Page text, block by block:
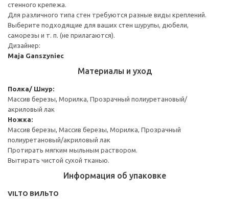
стенного крепежа.
Для различного типа стен требуются разные виды креплений.
Выберите подходящие для ваших стен шурупы, дюбели,
саморезы и т. п. (не прилагаются).
Дизайнер:
Maja Ganszyniec
Материалы и уход
Полка/ Шнур:
Массив березы, Морилка, Прозрачный полиуретановый/
акриловый лак
Ножка:
Массив березы, Массив березы, Морилка, Прозрачный
полиуретановый/акриловый лак
Протирать мягким мыльным раствором.
Вытирать чистой сухой тканью.
Информация об упаковке
VILTO ВИЛЬТО